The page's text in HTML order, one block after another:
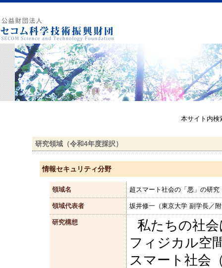
本サイト内
研究領域（令和4年度採択）
情報セキュリティ分野
領域名 超スマート社会の「悪」の研究
領域代表者 坂井修一（東京大学 副学長／
研究構想
私たちの社
フィジカル空
スマート社会